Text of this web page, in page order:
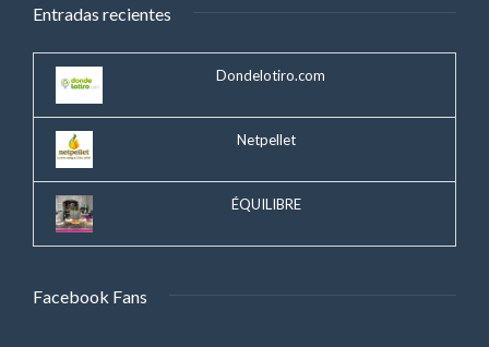
Entradas recientes
Dondelotiro.com
Netpellet
ÉQUILIBRE
Facebook Fans